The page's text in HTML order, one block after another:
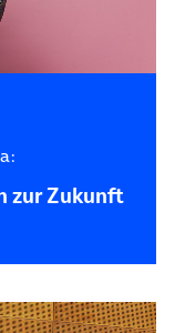
zur Zukunft